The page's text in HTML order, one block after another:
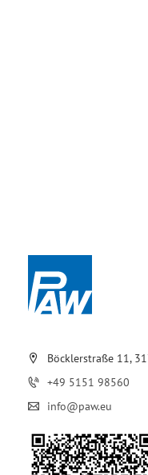
Böcklerstraße 11,
+49 5151 98560
info@paw.eu